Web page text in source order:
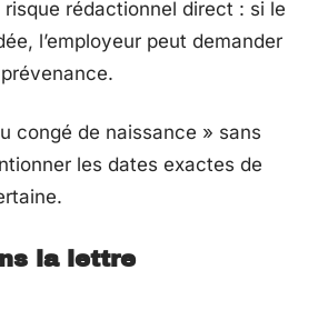
rédactionnel direct : si le
l’employeur peut demander
congé de naissance » sans
les dates exactes de
la lettre